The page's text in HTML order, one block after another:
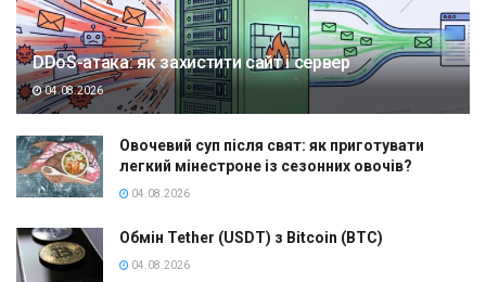
DDoS-атака: як захистити сайт і сервер
04.08.2026
Овочевий суп після свят: як приготувати
легкий мінестроне із сезонних овочів?
04.08.2026
Обмін Tether (USDT) з Bitcoin (BTC)
04.08.2026